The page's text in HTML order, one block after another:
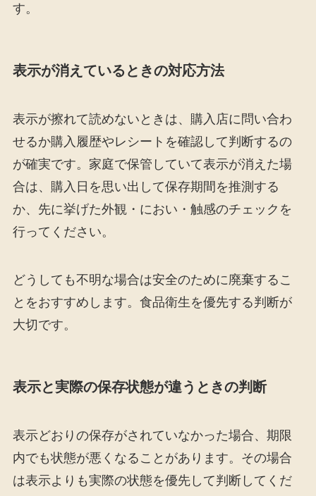
す。
表示が消えているときの対応方法
表示が擦れて読めないときは、購入店に問い合わ
せるか購入履歴やレシートを確認して判断するの
が確実です。家庭で保管していて表示が消えた場
合は、購入日を思い出して保存期間を推測する
か、先に挙げた外観・におい・触感のチェックを
行ってください。
どうしても不明な場合は安全のために廃棄するこ
とをおすすめします。食品衛生を優先する判断が
大切です。
表示と実際の保存状態が違うときの判断
表示どおりの保存がされていなかった場合、期限
内でも状態が悪くなることがあります。その場合
は表示よりも実際の状態を優先して判断してくだ